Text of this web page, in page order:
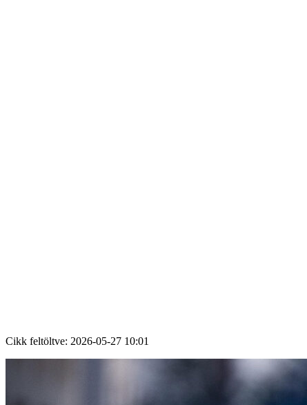
Cikk feltöltve: 2026-05-27 10:01